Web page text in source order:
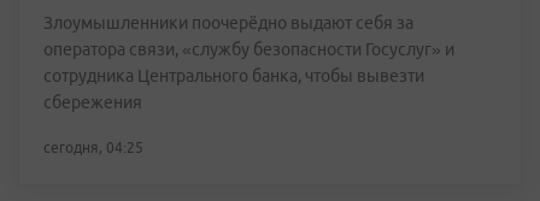
Злоумышленники поочерёдно выдают себя за
оператора связи, «службу безопасности Госуслуг» и
сотрудника Центрального банка, чтобы вывезти
сбережения
сегодня, 04:25